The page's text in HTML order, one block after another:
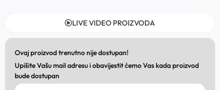
LIVE VIDEO PROIZVODA
Ovaj proizvod trenutno nije dostupan!
Upišite Vašu mail adresu i obavijestit ćemo Vas kada proizvod
bude dostupan